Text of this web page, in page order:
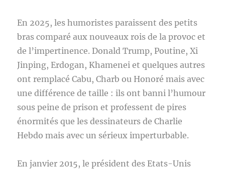
En 2025, les humoristes paraissent des petits
bras comparé aux nouveaux rois de la provoc et
de l’impertinence. Donald Trump, Poutine, Xi
Jinping, Erdogan, Khamenei et quelques autres
ont remplacé Cabu, Charb ou Honoré mais avec
une différence de taille : ils ont banni l’humour
sous peine de prison et professent de pires
énormités que les dessinateurs de Charlie
Hebdo mais avec un sérieux imperturbable.
En janvier 2015, le président des Etats-Unis